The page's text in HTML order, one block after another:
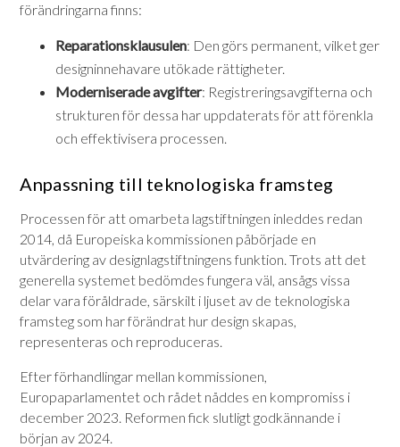
förändringarna finns:
Reparationsklausulen: Den görs permanent, vilket ger
designinnehavare utökade rättigheter.
Moderniserade avgifter: Registreringsavgifterna och
strukturen för dessa har uppdaterats för att förenkla
och effektivisera processen.
Anpassning till teknologiska framsteg
Processen för att omarbeta lagstiftningen inleddes redan
2014, då Europeiska kommissionen påbörjade en
utvärdering av designlagstiftningens funktion. Trots att det
generella systemet bedömdes fungera väl, ansågs vissa
delar vara föråldrade, särskilt i ljuset av de teknologiska
framsteg som har förändrat hur design skapas,
representeras och reproduceras.
Efter förhandlingar mellan kommissionen,
Europaparlamentet och rådet nåddes en kompromiss i
december 2023. Reformen fick slutligt godkännande i
början av 2024.